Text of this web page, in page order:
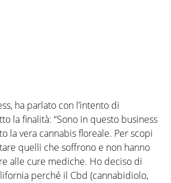
ha parlato con l’intento di
la finalità: “Sono in questo business
la vera cannabis floreale. Per scopi
quelli che soffrono e non hanno
alle cure mediche. Ho deciso di
perché il Cbd (cannabidiolo,